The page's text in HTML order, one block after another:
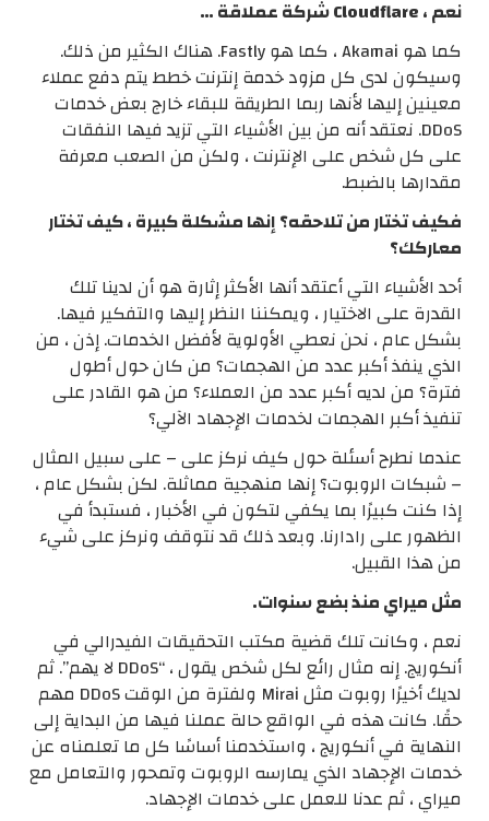
نعم ، Cloudflare شركة عملاقة …
كما هو Akamai ، كما هو Fastly. هناك الكثير من ذلك.
وسيكون لدى كل مزود خدمة إنترنت خطط يتم دفع عملاء
معينين إليها لأنها ربما الطريقة للبقاء خارج بعض خدمات
DDoS. نعتقد أنه من بين الأشياء التي تزيد فيها النفقات
على كل شخص على الإنترنت ، ولكن من الصعب معرفة
مقدارها بالضبط.
فكيف تختار من تلاحقه؟ إنها مشكلة كبيرة ، كيف تختار
معاركك؟
أحد الأشياء التي أعتقد أنها الأكثر إثارة هو أن لدينا تلك
القدرة على الاختيار ، ويمكننا النظر إليها والتفكير فيها.
بشكل عام ، نحن نعطي الأولوية لأفضل الخدمات. إذن ، من
الذي ينفذ أكبر عدد من الهجمات؟ من كان حول أطول
فترة؟ من لديه أكبر عدد من العملاء؟ من هو القادر على
تنفيذ أكبر الهجمات لخدمات الإجهاد الآلي؟
عندما نطرح أسئلة حول كيف نركز على – على سبيل المثال
– شبكات الروبوت؟ إنها منهجية مماثلة. لكن بشكل عام ،
إذا كنت كبيرًا بما يكفي لتكون في الأخبار ، فستبدأ في
الظهور على رادارنا. وبعد ذلك قد نتوقف ونركز على شيء
من هذا القبيل.
مثل ميراي منذ بضع سنوات.
نعم ، وكانت تلك قضية مكتب التحقيقات الفيدرالي في
أنكوريج. إنه مثال رائع لكل شخص يقول ، “DDoS لا يهم”. ثم
لديك أخيرًا روبوت مثل Mirai ولفترة من الوقت DDoS مهم
حقًا. كانت هذه في الواقع حالة عملنا فيها من البداية إلى
النهاية في أنكوريج ، واستخدمنا أساسًا كل ما تعلمناه عن
خدمات الإجهاد الذي يمارسه الروبوت وتمحور والتعامل مع
ميراي ، ثم عدنا للعمل على خدمات الإجهاد.